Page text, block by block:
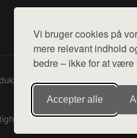
Vi bruger cookies på
mere relevant indhold
bedre – ikke for at være
Accepter alle
fra diverse webshops. Der
forbeholdes.